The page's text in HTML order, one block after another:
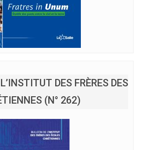
DES FRÈRES DES
(N° 262)